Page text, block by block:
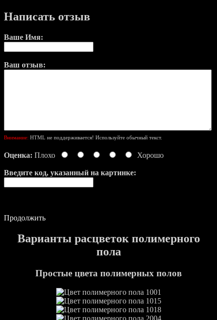
Написать отзыв
Ваше Имя:
Ваш отзыв:
Внимание: HTML не поддерживается! Используйте обычный текст.
Оценка: Плохо Хорошо
Введите код, указанный на картинке:
Продолжить
Варианты расцветок полимерного
пола
Простые цвета полимерных полов